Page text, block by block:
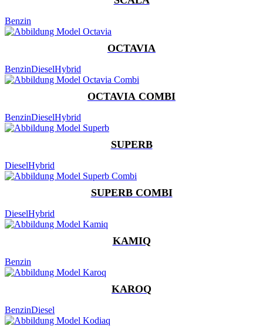
Benzin
OCTAVIA
BenzinDieselHybrid
OCTAVIA COMBI
BenzinDieselHybrid
SUPERB
DieselHybrid
SUPERB COMBI
DieselHybrid
KAMIQ
Benzin
KAROQ
BenzinDiesel